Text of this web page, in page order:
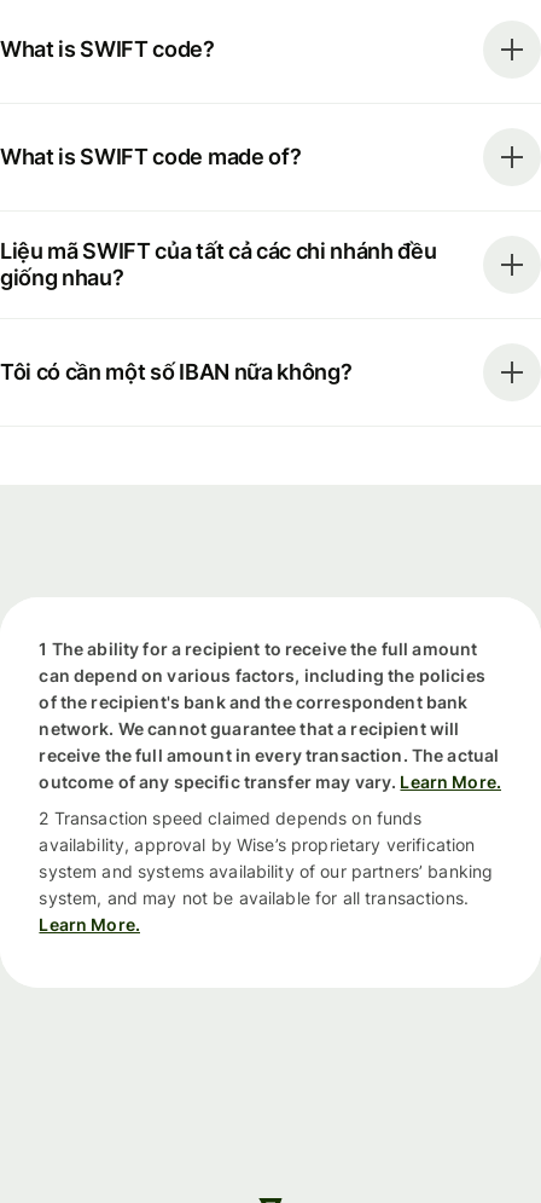
What is SWIFT code?
What is SWIFT code made of?
Liệu mã SWIFT của tất cả các chi nhánh đều
giống nhau?
Tôi có cần một số IBAN nữa không?
1 The ability for a recipient to receive the full amount
can depend on various factors, including the policies
of the recipient's bank and the correspondent bank
network. We cannot guarantee that a recipient will
receive the full amount in every transaction. The actual
outcome of any specific transfer may vary. Learn More.
2 Transaction speed claimed depends on funds
availability, approval by Wise’s proprietary verification
system and systems availability of our partners’ banking
system, and may not be available for all transactions.
Learn More.